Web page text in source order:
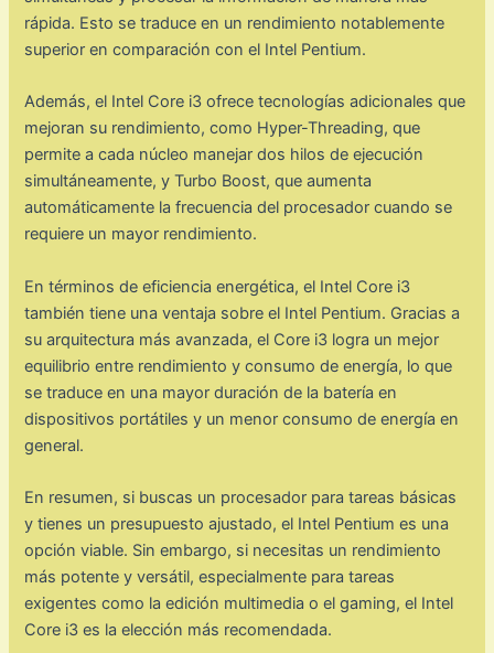
rápida. Esto se traduce en un rendimiento notablemente
superior en comparación con el Intel Pentium.
Además, el Intel Core i3 ofrece tecnologías adicionales que
mejoran su rendimiento, como Hyper-Threading, que
permite a cada núcleo manejar dos hilos de ejecución
simultáneamente, y Turbo Boost, que aumenta
automáticamente la frecuencia del procesador cuando se
requiere un mayor rendimiento.
En términos de eficiencia energética, el Intel Core i3
también tiene una ventaja sobre el Intel Pentium. Gracias a
su arquitectura más avanzada, el Core i3 logra un mejor
equilibrio entre rendimiento y consumo de energía, lo que
se traduce en una mayor duración de la batería en
dispositivos portátiles y un menor consumo de energía en
general.
En resumen, si buscas un procesador para tareas básicas
y tienes un presupuesto ajustado, el Intel Pentium es una
opción viable. Sin embargo, si necesitas un rendimiento
más potente y versátil, especialmente para tareas
exigentes como la edición multimedia o el gaming, el Intel
Core i3 es la elección más recomendada.